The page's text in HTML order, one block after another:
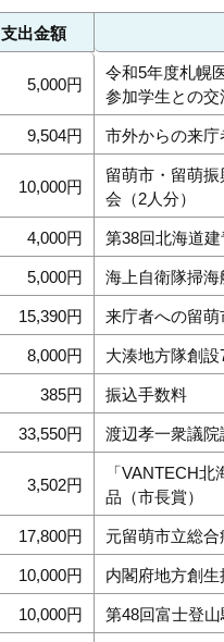
支出金額
5,000円
令和5年度札幌
参加学生との交
9,504円 市外からの来
10,000円
留萌市・留萌
会（2人分）
4,000円 第38回北海道
5,000円 海上自衛隊掃
15,390円 来庁者への留
8,000円 大湊地方隊創
385円 振込手数料
33,550円 渡辺孝一衆議
3,502円
「VANTECH
品（市長賞）
17,800円 元留萌市立総
10,000円 内閣府地方創
10,000円 第48回富士登